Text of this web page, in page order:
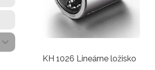
KH 1026 Lineárne ložisko